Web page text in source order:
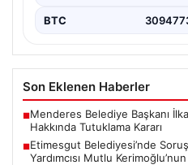
BTC
Son Eklenen Haberler
■Menderes Belediye Başkanı
Hakkında Tutuklama Kararı
■Etimesgut Belediyesi’nde
Yardımcısı Mutlu